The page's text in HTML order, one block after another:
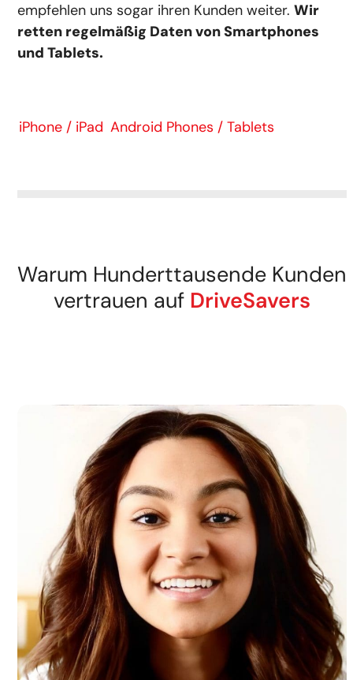
empfehlen uns sogar ihren Kunden weiter.Wir
retten regelmäßig Daten von Smartphones
und Tablets.
iPhone / iPad Android Phones / Tablets
Warum Hunderttausende Kunden
vertrauen auf DriveSavers